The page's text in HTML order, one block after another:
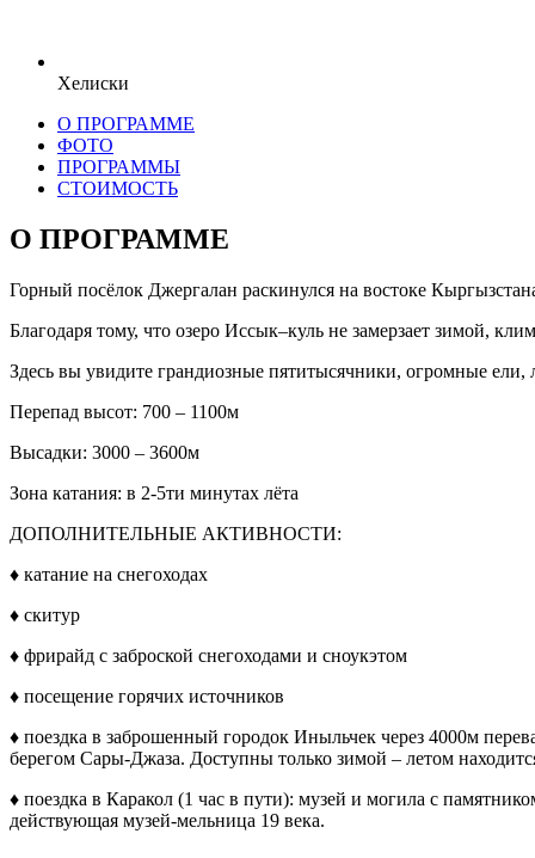
Хелиски
О ПРОГРАММЕ
ФОТО
ПРОГРАММЫ
СТОИМОСТЬ
О ПРОГРАММЕ
Горный посёлок Джергалан раскинулся на востоке
Благодаря тому, что озеро Иссык–куль не замерзает зимой,
Здесь вы увидите грандиозные пятитысячники, огромные
Перепад высот: 700 – 1100м
Высадки: 3000 – 3600м
Зона катания: в 2-5ти минутах лёта
ДОПОЛНИТЕЛЬНЫЕ АКТИВНОСТИ:
♦ катание на снегоходах
♦ скитур
♦ фрирайд с заброской снегоходами и сноукэтом
♦ посещение горячих источников
♦ поездка в заброшенный городок Иныльчек через 4000м
берегом Сары-Джаза. Доступны только зимой – летом
♦ поездка в Каракол (1 час в пути): музей и могила с
действующая музей-мельница 19 века.